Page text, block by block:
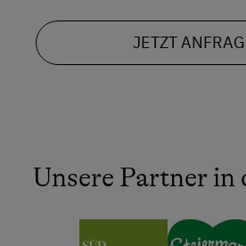
JETZT
Unsere Partner in